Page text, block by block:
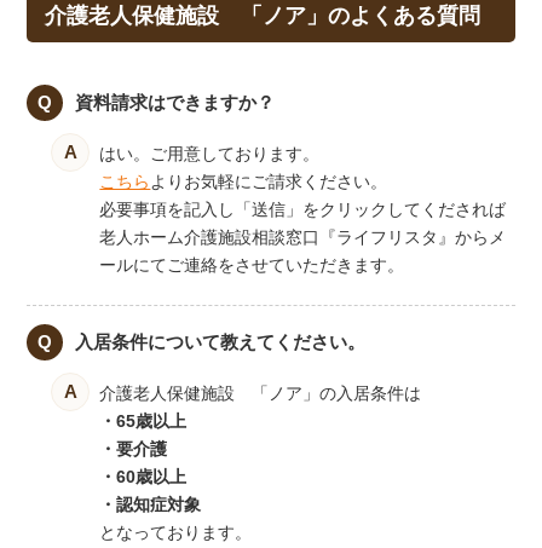
介護老人保健施設 「ノア」のよくある質問
資料請求はできますか？
はい。ご用意しております。
こちら よりお気軽にご請求ください。
必要事項を記入し「送信」をクリックしてくだされば
老人ホーム介護施設相談窓口『ライフリスタ』からメ
ールにてご連絡をさせていただきます。
入居条件について教えてください。
介護老人保健施設 「ノア」の入居条件は
・65歳以上
・要介護
・60歳以上
・認知症対象
となっております。